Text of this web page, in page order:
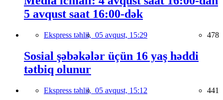
5 avqust saat 16:00-dək
Ekspress təhlil, 05 avqust, 15:29 478
Sosial şəbəkələr üçün 16 yaş həddi
tətbiq olunur
Ekspress təhlil, 05 avqust, 15:12 441